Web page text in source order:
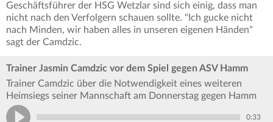
Geschäftsführer der HSG Wetzlar sind sich einig, dass man
nicht nach den Verfolgern schauen sollte. "Ich gucke nicht
nach Minden, wir haben alles in unseren eigenen Händen"
sagt der Camdzic.
Trainer Jasmin Camdzic vor dem Spiel gegen ASV Hamm
Trainer Camdzic über die Notwendigkeit eines weiteren
Heimsiegs seiner Mannschaft am Donnerstag gegen Hamm
0:33